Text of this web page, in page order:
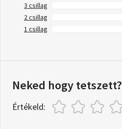
3 csillag
2 csillag
1 csillag
Neked hogy tetszett?
Értékeld: